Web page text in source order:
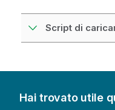
Script di
Hai trovato utile